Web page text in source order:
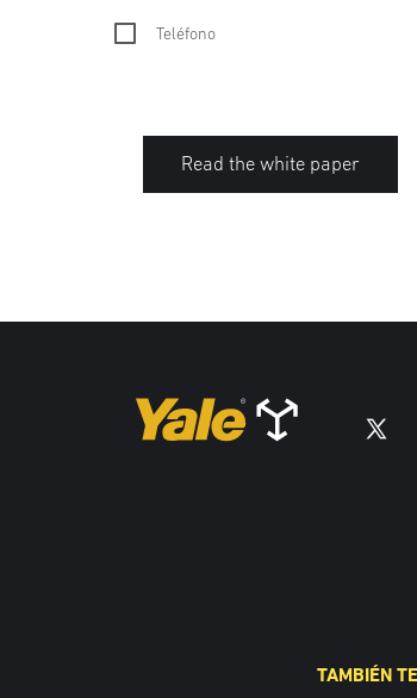
Teléfono
Read the white paper
TAMBIÉN